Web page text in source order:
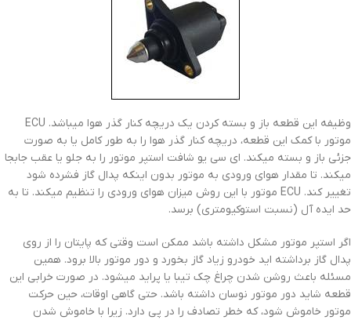
موتور با کمک این قطعه، دریچه کنار گذر هوا را به طور کامل یا به صورت
جزئی باز و بسته میکند. ای سی یو شافت استپر موتور را به جلو یا عقب جابجا
میکند. تا مقدار هوای ورودی به موتور بدون اینکه پدال گاز فشرده شود
تغییر کند. ECU موتور با این روش میزان هوای ورودی را تنظیم میکند. تا به
حد ایده آل (نسبت استوکیومتری) برسد.
اگر استپر موتور مشکل داشته باشد ممکن است وقتی که پایتان را از روی
پدال گاز برداشته اید خودرو زیاد گاز بخورد و دور موتور بالا برود. همین
مسئله باعث روشن شدن چراغ چک تیبا یا پراید میشود. در صورت خرابی این
قطعه شاید دور موتور نوسان داشته باشد. حتی گاهی اوقات، حین حرکت
موتور خاموش شود، که خطر تصادف را در پی دارد. زیرا با خاموش شدن